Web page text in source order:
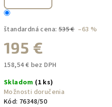
štandardná cena: 535 € –63 %
195 €
158,54 € bez DPH
cena:
Skladom (1 ks)
Možnosti doručenia
Kód: 76348/50